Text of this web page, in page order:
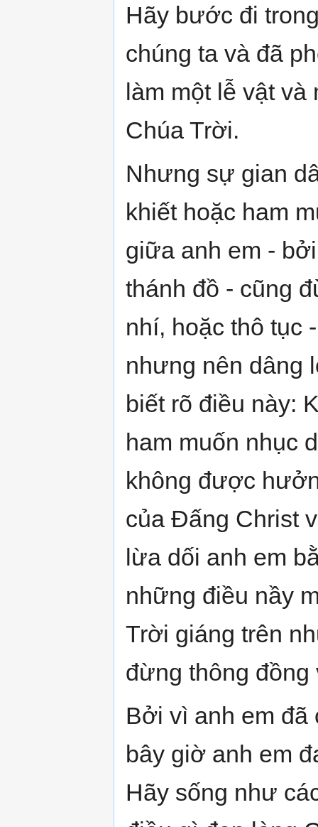
Hãy bước đi
chúng ta và đã
làm một lễ vật
Chúa Trời.
Nhưng sự gian
khiết hoặc ham
giữa anh em -
thánh đồ - cũng
nhí, hoặc thô tục
nhưng nên dâng
biết rõ điều này:
ham muốn
không được
của Đấng Christ
lừa dối anh em
những điều nầy
Trời giáng trên
đừng thông đồng
Bởi vì anh em
bây giờ anh em
Hãy sống như